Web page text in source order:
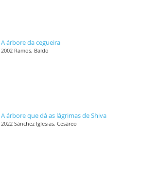
A árbore da cegueira
2002 Ramos, Baldo
A árbore que dá as lágrimas de Shiva
2022 Sánchez Iglesias, Cesáreo